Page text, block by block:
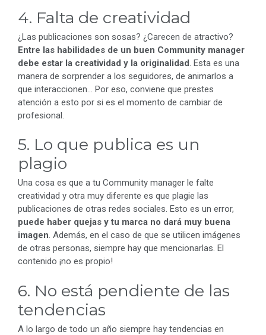
4. Falta de creatividad
¿Las publicaciones son sosas? ¿Carecen de atractivo?
Entre las habilidades de un buen Community manager
debe estar la creatividad y la originalidad. Esta es una
manera de sorprender a los seguidores, de animarlos a
que interaccionen… Por eso, conviene que prestes
atención a esto por si es el momento de cambiar de
profesional.
5. Lo que publica es un
plagio
Una cosa es que a tu Community manager le falte
creatividad y otra muy diferente es que plagie las
publicaciones de otras redes sociales. Esto es un error,
puede haber quejas y tu marca no dará muy buena
imagen. Además, en el caso de que se utilicen imágenes
de otras personas, siempre hay que mencionarlas. El
contenido ¡no es propio!
6. No está pendiente de las
tendencias
A lo largo de todo un año siempre hay tendencias en